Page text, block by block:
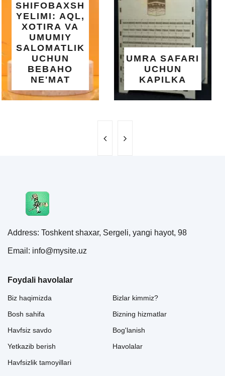
UMRA SAFARI
UCHUN
KAPILKA
INTEX EASY
SET BASSEYN
| 183X51 SM |
OSON
O'RNATILUVCHI
YOZGI
SALQINLIK VA
MAROQ
Address: Toshkent shaxar, Sergeli, yangi hayot, 98
Email: info@mysite.uz
Foydali havolalar
Biz haqimizda
Bosh sahifa
Havfsiz savdo
Yetkazib berish
Havfsizlik tamoyillari
Bizlar kimmiz?
Bizning hizmatlar
Bog'lanish
Havolalar